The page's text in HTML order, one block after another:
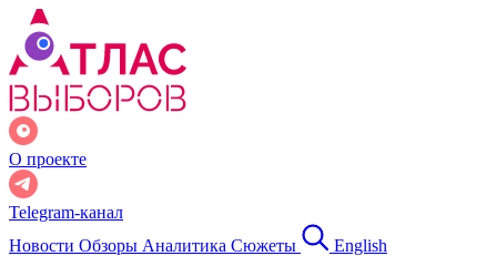
О проекте
Telegram-канал
Новости Обзоры Аналитика Сюжеты English